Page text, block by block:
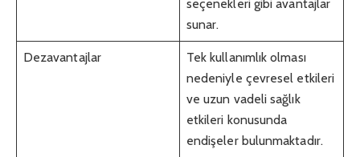
seçenekleri gibi avantajlar
sunar.
Dezavantajlar
Tek kullanımlık olması
nedeniyle çevresel etkileri
ve uzun vadeli sağlık
etkileri konusunda
endişeler bulunmaktadır.